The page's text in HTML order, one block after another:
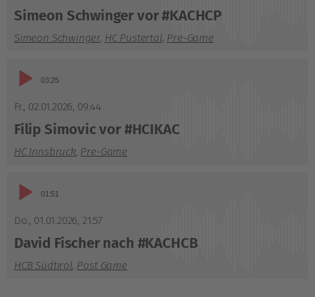
Simeon Schwinger vor #KACHCP
Simeon Schwinger, HC Pustertal, Pre-Game
Audio-03:25
Fr., 02.01.2026, 09:44
Filip Simovic vor #HCIKAC
HC Innsbruck, Pre-Game
Audio-01:51
Do., 01.01.2026, 21:57
David Fischer nach #KACHCB
HCB Südtirol, Post Game